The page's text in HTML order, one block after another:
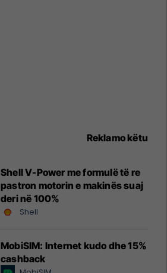
Reklamo këtu
Shell V-Power me formulë të re
pastron motorin e makinës suaj
deri në 100%
Shell
MobiSIM: Internet kudo dhe 15%
cashback